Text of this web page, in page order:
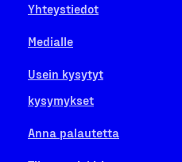
Yhteystiedot
Medialle
Usein kysytyt
kysymykset
Anna palautetta